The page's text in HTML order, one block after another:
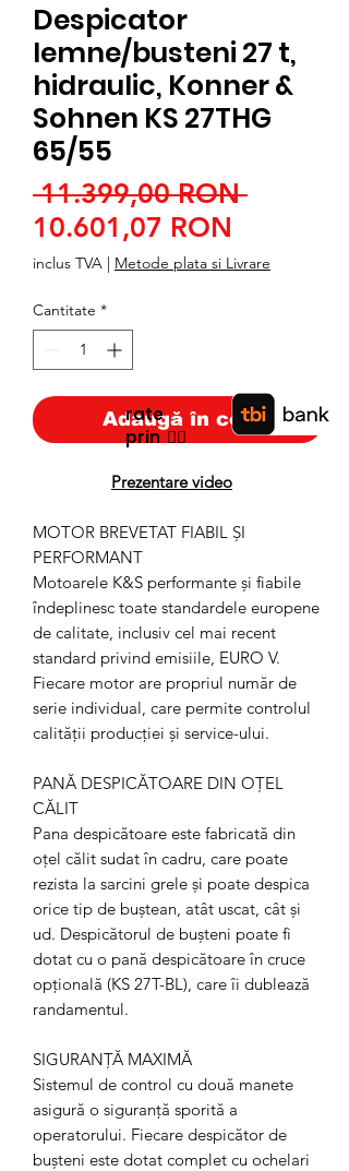
Despicator
lemne/busteni 27 t,
hidraulic, Konner &
Sohnen KS 27THG
65/55
11.399,00 RON Preț
10.601,07 RON
redus
inclus TVA | Metode plata si Livrare
Cantitate *
Adaugă în coș
Prezentare video
MOTOR BREVETAT FIABIL ȘI
PERFORMANT
Motoarele K&S performante și fiabile
îndeplinesc toate standardele europene
de calitate, inclusiv cel mai recent
standard privind emisiile, EURO V.
Fiecare motor are propriul număr de
serie individual, care permite controlul
calității producției și service-ului.
PANĂ DESPICĂTOARE DIN OȚEL
CĂLIT
Pana despicătoare este fabricată din
oțel călit sudat în cadru, care poate
rezista la sarcini grele și poate despica
orice tip de buștean, atât uscat, cât și
ud. Despicătorul de bușteni poate fi
dotat cu o pană despicătoare în cruce
opțională (KS 27T-BL), care îi dublează
randamentul.
SIGURANȚĂ MAXIMĂ
Sistemul de control cu două manete
asigură o siguranță sporită a
operatorului. Fiecare despicător de
bușteni este dotat complet cu ochelari
rate
prin👉🏿